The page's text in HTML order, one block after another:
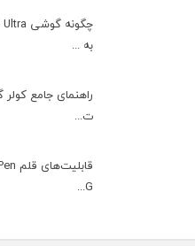
به ...
ت...
G...